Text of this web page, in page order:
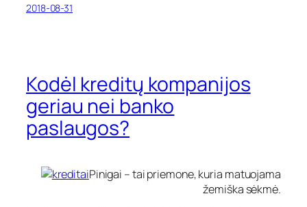
2018-08-31
Kodėl kreditų kompanijos
geriau nei banko
paslaugos?
Pinigai – tai priemone, kuria matuojama
žemiška sėkmė.